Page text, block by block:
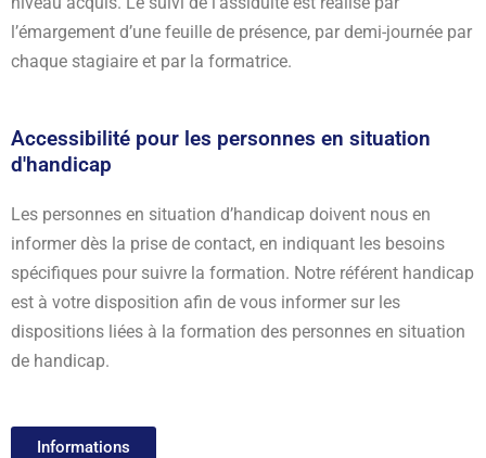
l’émargement d’une feuille de présence, par demi-journée par
chaque stagiaire et par la formatrice.
Accessibilité pour les personnes en situation
d'handicap
Les personnes en situation d’handicap doivent nous en
informer dès la prise de contact, en indiquant les besoins
spécifiques pour suivre la formation. Notre référent handicap
est à votre disposition afin de vous informer sur les
dispositions liées à la formation des personnes en situation
de handicap.
Informations